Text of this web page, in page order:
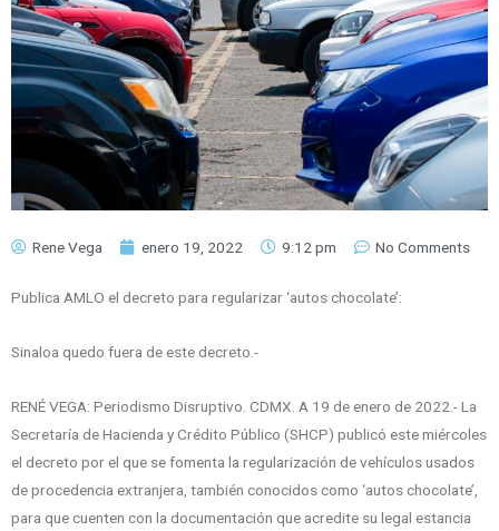
Rene Vega enero 19, 2022 9:12 pm No Comments
Publica AMLO el decreto para regularizar ‘autos chocolate’:
Sinaloa quedo fuera de este decreto.-
RENÉ VEGA: Periodismo Disruptivo. CDMX. A 19 de enero de 2022.- La
Secretaría de Hacienda y Crédito Público (SHCP) publicó este miércoles
el decreto por el que se fomenta la regularización de vehículos usados
de procedencia extranjera, también conocidos como ‘autos chocolate’,
para que cuenten con la documentación que acredite su legal estancia